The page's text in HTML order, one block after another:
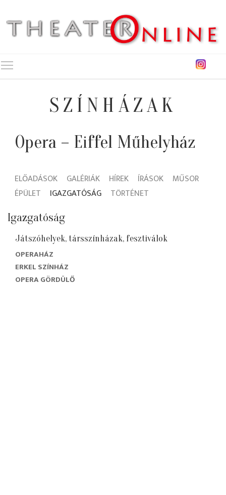
SZÍNHÁZAK
Opera – Eiffel Műhelyház
ELŐADÁSOK GALÉRIÁK HÍREK ÍRÁSOK
MŰSOR
ÉPÜLET
IGAZGATÓSÁG TÖRTÉNET
Igazgatóság
Játszóhelyek, társszínházak, fesztiválok
OPERAHÁZ
ERKEL SZÍNHÁZ
OPERA GÖRDÜLŐ